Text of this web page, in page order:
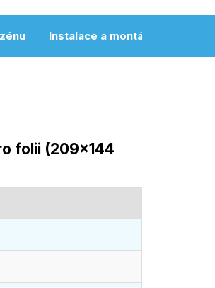
Instalace a montáž
folii (209x144